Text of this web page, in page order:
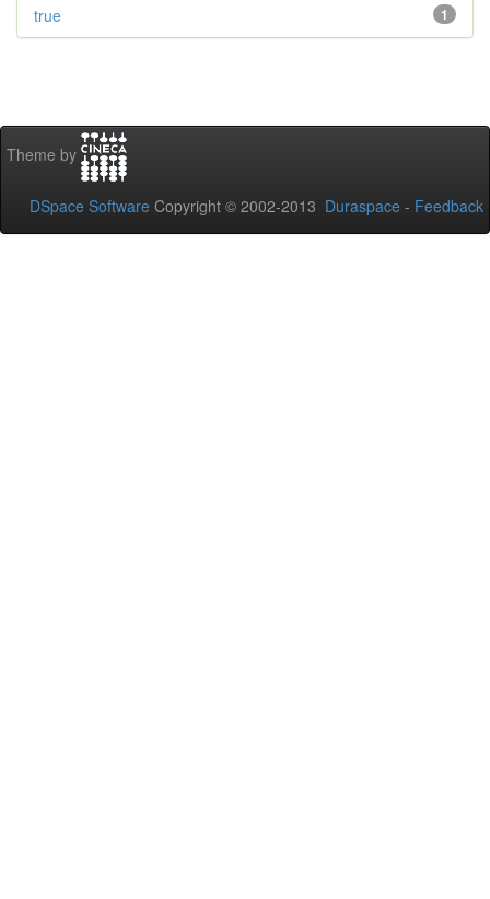
1
true
Theme by
DSpace Software Copyright © 2002-2013 Duraspace - Feedback